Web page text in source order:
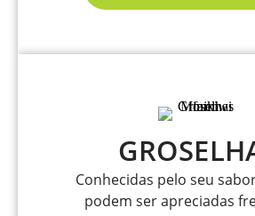
Conhecidas pelo seu
podem ser apreciadas